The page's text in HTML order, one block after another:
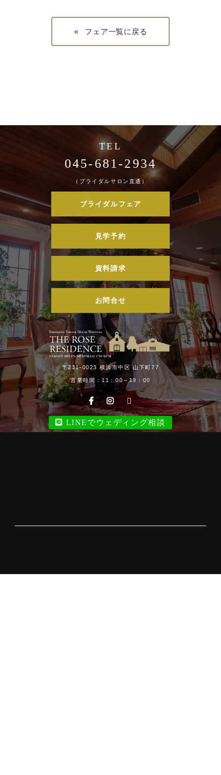
« フェア一覧に戻る
045-681-2934
（ブライダルサロン直通）
ブライダルフェア
見学予約
資料請求
お問合せ
〒231-0023 横浜市中区 山下町77
営業時間：11：00～19：00
LINEでウェディング相談